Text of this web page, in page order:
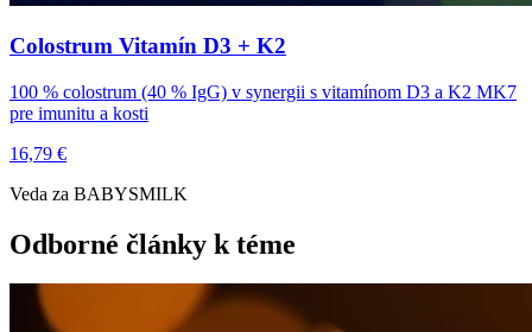
Colostrum Vitamín D3 + K2
100 % colostrum (40 % IgG) v synergii s vitamínom D3 a K2 MK7
pre imunitu a kosti
16,79 €
Veda za BABYSMILK
Odborné články k téme